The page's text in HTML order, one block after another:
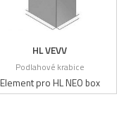
HL VEVV
Podlahové krabice
Element pro HL NEO box